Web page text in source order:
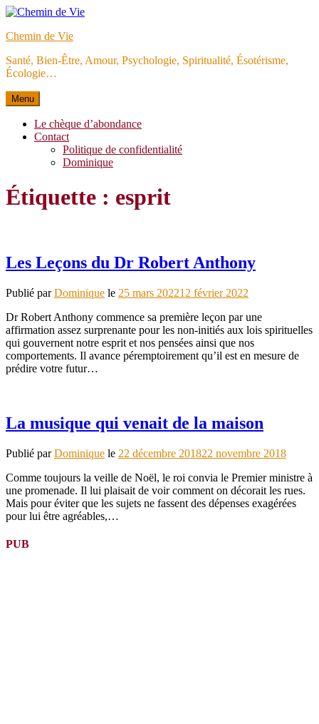
Aller
contenu
Chemin de Vie
Santé, Bien-Être, Amour, Psychologie, Spiritualité, Ésotérisme,
Écologie…
Menu
Le chèque d’abondance
Contact
Politique de confidentialité
Dominique
Étiquette : esprit
Les Leçons du Dr Robert Anthony
Publié parDominique le 25 mars 202212 février 2022
Dr Robert Anthony commence sa première leçon par une
affirmation assez surprenante pour les non-initiés aux lois spirituelles
qui gouvernent notre esprit et nos pensées ainsi que nos
comportements. Il avance péremptoirement qu’il est en mesure de
prédire votre futur…
La musique qui venait de la maison
Publié parDominique le 22 décembre 201822 novembre 2018
Comme toujours la veille de Noël, le roi convia le Premier ministre à
une promenade. Il lui plaisait de voir comment on décorait les rues.
Mais pour éviter que les sujets ne fassent des dépenses exagérées
pour lui être agréables,…
PUB